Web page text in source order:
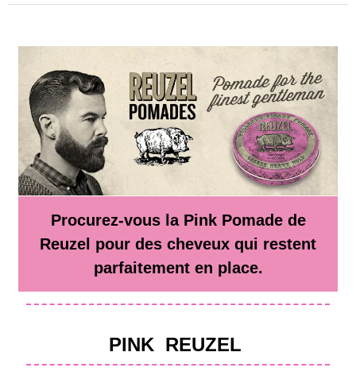
Procurez-vous la Pink Pomade de
Reuzel pour des cheveux qui restent
parfaitement en place.
PINK REUZEL